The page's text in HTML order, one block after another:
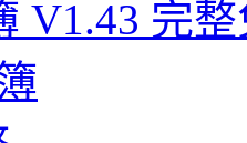
V1.43 完